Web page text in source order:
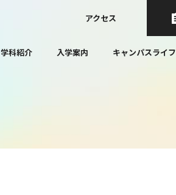
アクセス
学科紹介 入学案内 キャンパスライフ